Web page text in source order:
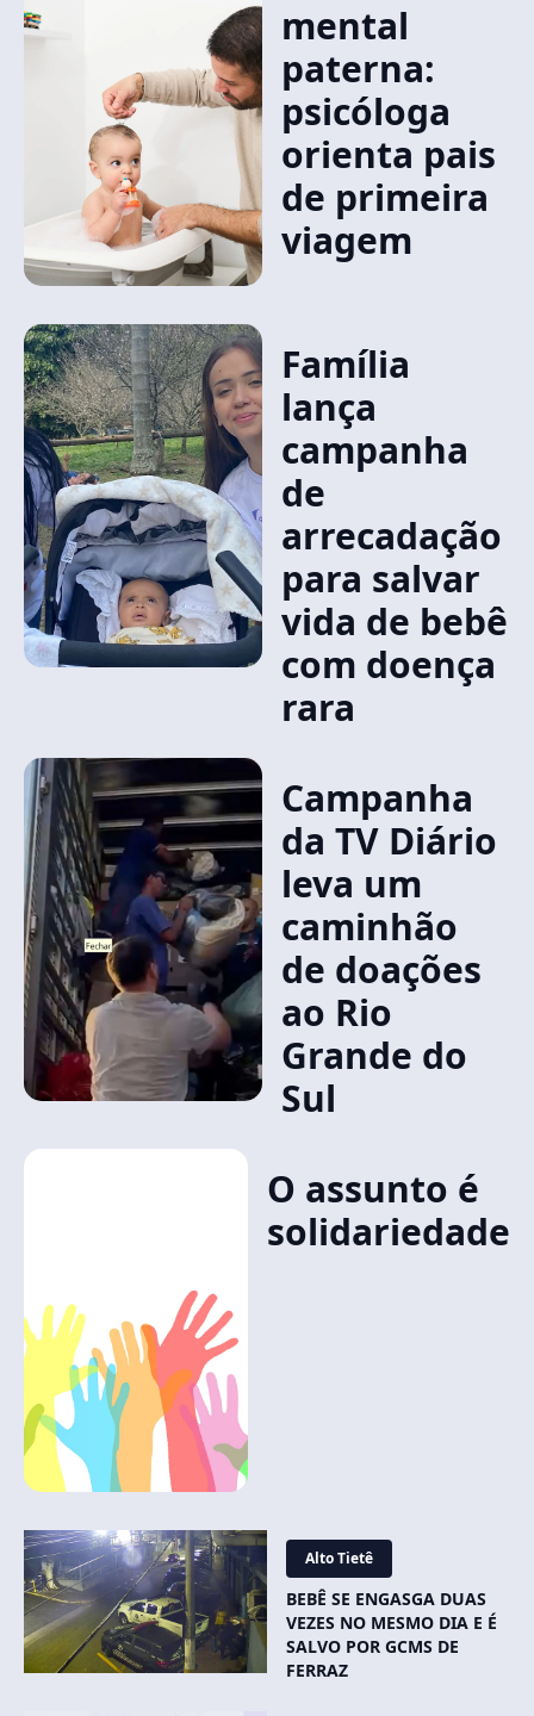
mental
paterna:
psicóloga
orienta pais
de primeira
viagem
Família
lança
campanha
de
arrecadação
para salvar
vida de bebê
com doença
rara
Campanha
da TV Diário
leva um
caminhão
de doações
ao Rio
Grande do
Sul
O assunto é
solidariedade
Alto Tietê
BEBÊ SE ENGASGA DUAS
VEZES NO MESMO DIA E É
SALVO POR GCMS DE
FERRAZ